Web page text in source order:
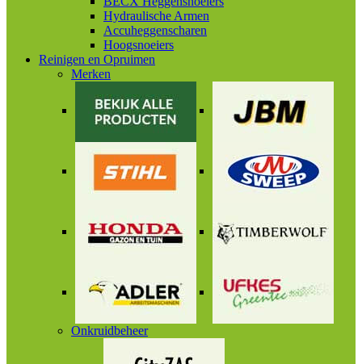
Hydraulische Armen
Accuheggenscharen
Hoogsnoeiers
Reinigen en Opruimen
Merken
Onkruidbeheer